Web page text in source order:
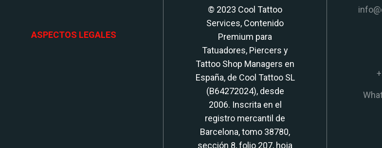
ASPECTOS LEGALES
© 2023 Cool Tattoo
Services, Contenido
Premium para
Tatuadores, Piercers y
Tattoo Shop Managers en
España, de Cool Tattoo SL
(B64272024), desde
2006. Inscrita en el
registro mercantil de
Barcelona, tomo 38780,
sección 8, folio 207, hoja